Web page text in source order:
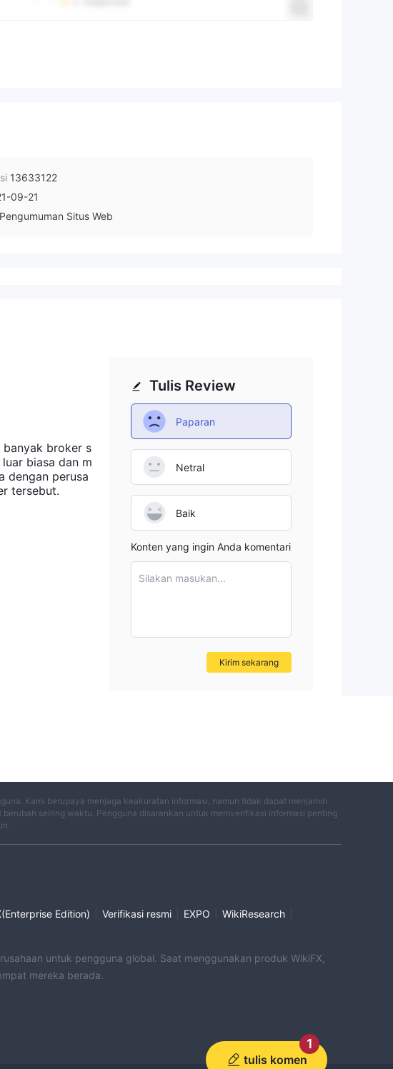
13633122
09-21
Pengumuman Situs Web
banyak broker s
biasa dan m
dengan perusa
tersebut.
Tulis Review
Paparan
Netral
Baik
Konten yang ingin Anda komentari
Silakan masukan...
Kirim sekarang
tulis komen
1
Kami berupaya menjaga keakuratan informasi, namun tidak dapat menjamin
seiring waktu. Pengguna disarankan untuk memverifikasi informasi penting
Edition) Verifikasi resmi EXPO WikiResearch
untuk pengguna global. Saat menggunakan produk WikiFX,
mereka berada.